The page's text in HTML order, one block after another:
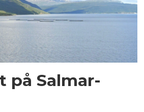
på Salmar-